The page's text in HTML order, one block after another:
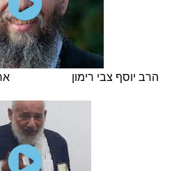
הרב יוסף צבי רימון